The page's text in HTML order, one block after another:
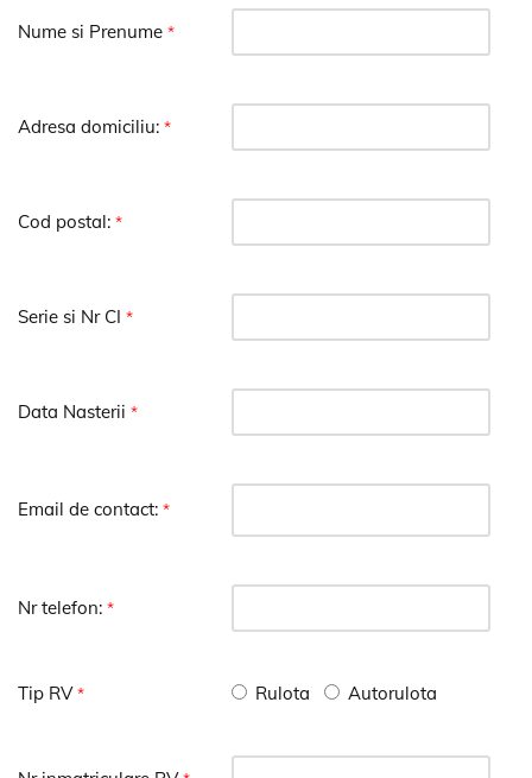
Nume si Prenume *
Adresa domiciliu: *
Cod postal: *
Serie si Nr CI *
Data Nasterii *
Email de contact: *
Nr telefon: *
Tip RV * Rulota Autorulota